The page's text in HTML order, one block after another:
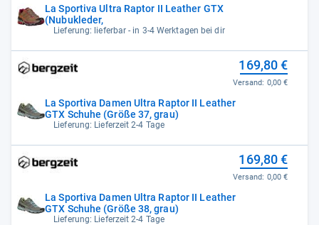
La Sportiva Ultra Raptor II Leather GTX
(Nubukleder,
Lieferung: lieferbar - in 3-4 Werktagen bei dir
La Sportiva Damen Ultra Raptor II Leather
GTX Schuhe (Größe 37, grau)
Lieferung: Lieferzeit 2-4 Tage
169,80 €
Versand: 0,00 €
La Sportiva Damen Ultra Raptor II Leather
GTX Schuhe (Größe 38, grau)
Lieferung: Lieferzeit 2-4 Tage
169,80 €
Versand: 0,00 €